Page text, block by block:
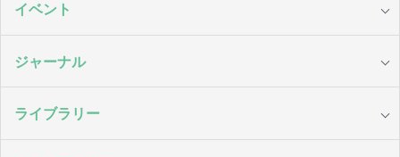
イベント
ジャーナル
ライブラリー